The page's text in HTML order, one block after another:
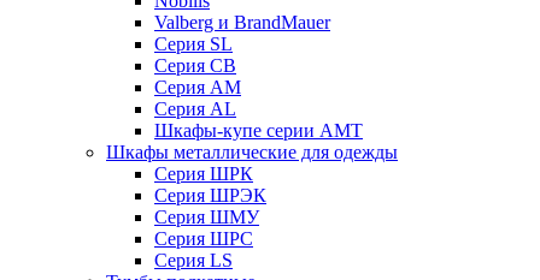
Valberg и BrandMauer
Cерия SL
Серия СВ
Серия АМ
Серия AL
Шкафы-купе серии AMT
Шкафы металлические для одежды
Серия ШРК
Серия ШРЭК
Серия ШМУ
Серия ШРС
Серия LS